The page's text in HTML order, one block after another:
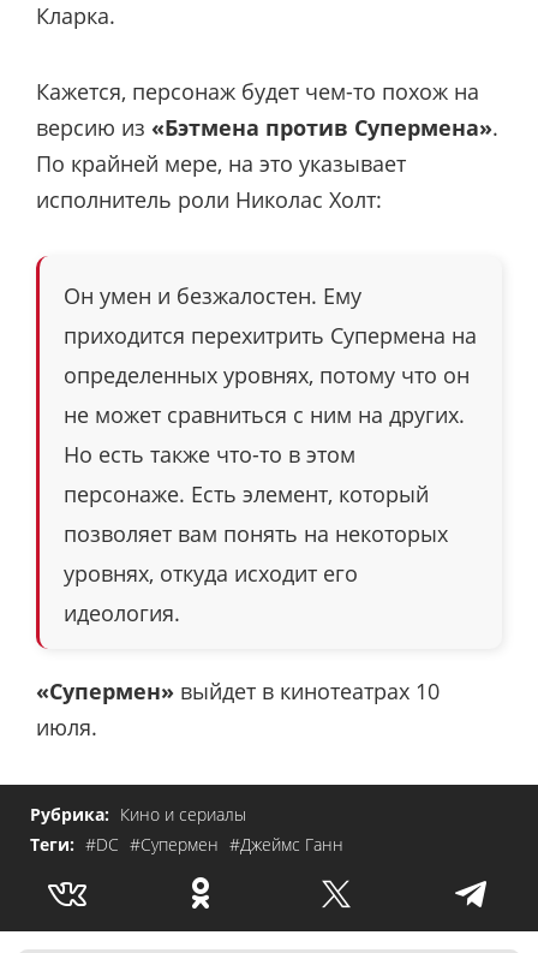
Кларка.
Кажется, персонаж будет чем-то похож на
версию из «Бэтмена против Супермена».
По крайней мере, на это указывает
исполнитель роли Николас Холт:
Он умен и безжалостен. Ему
приходится перехитрить Супермена на
определенных уровнях, потому что он
не может сравниться с ним на других.
Но есть также что-то в этом
персонаже. Есть элемент, который
позволяет вам понять на некоторых
уровнях, откуда исходит его
идеология.
«Супермен» выйдет в кинотеатрах 10
июля.
Рубрика: Кино и сериалы
Теги: #DC #Супермен #Джеймс Ганн